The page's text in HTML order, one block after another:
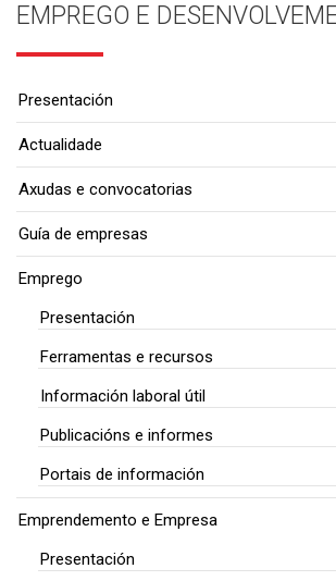
EMPREGO E
Presentación
Actualidade
Axudas e convocatorias
Guía de empresas
Emprego
Presentación
Ferramentas e recursos
Información laboral útil
Publicacións e informes
Portais de información
Emprendemento e Empresa
Presentación